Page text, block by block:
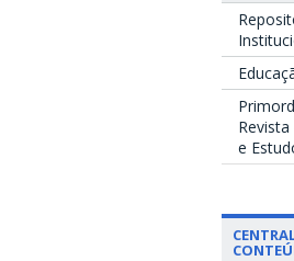
e